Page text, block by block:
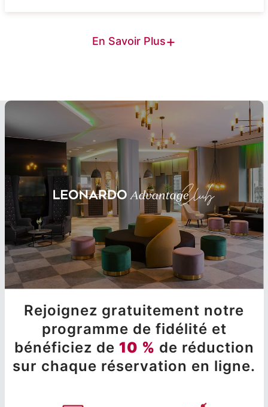
En Savoir Plus+
Rejoignez gratuitement notre
programme de fidélité et
bénéficiez de 10 % de réduction
sur chaque réservation en ligne.